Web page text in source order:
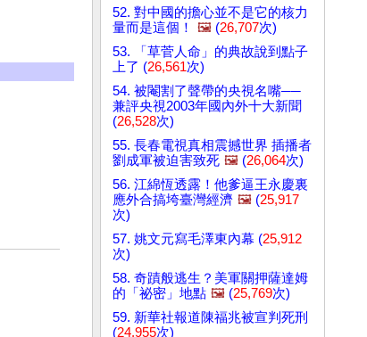
52. 對中國的擔心並不是它的核力
量而是這個！
🖼️ (26,707次)
53. 「草菅人命」的典故說到點子
上了 (26,561次)
54. 被閹割了聲帶的央視名嘴──
兼評央視2003年國內外十大新聞
(26,528次)
55. 長春電視真相震撼世界 插播者
劉成軍被迫害致死 🖼️ (26,064次)
56. 江綿恆透露！他爹逼王永慶裏
應外合搞垮臺灣經濟 🖼️ (25,917
次)
57. 姚文元寫毛澤東內幕 (25,912
次)
58. 奇蹟般逃生？美軍關押薩達姆
的「祕密」地點 🖼️ (25,769次)
59. 新華社報道陳福兆被宣判死刑
(24,955次)